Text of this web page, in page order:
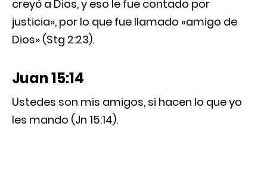
creyó a Dios, y eso le fue contado por
justicia», por lo que fue llamado «amigo de
Dios» (Stg 2:23).
Juan 15:14
Ustedes son mis amigos, si hacen lo que yo
les mando (Jn 15:14).